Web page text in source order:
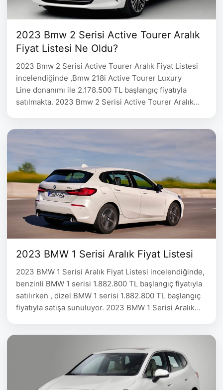
2023 Bmw 2 Serisi Active Tourer Aralık
Fiyat Listesi Ne Oldu?
2023 Bmw 2 Serisi Active Tourer Aralık Fiyat Listesi
incelendiğinde ,Bmw 218i Active Tourer Luxury
Line donanımı ile 2.178.500 TL başlangıç fiyatıyla
satılmakta. 2023 Bmw 2 Serisi Active Tourer Aralık
Motor Gücü(bg) Yakıt Tüketimi Fiyat BMW 218i Active
Tourer 1.499 cc …
2023 BMW 1 Serisi Aralık Fiyat Listesi
2023 BMW 1 Serisi Aralık Fiyat Listesi incelendiğinde,
benzinli BMW 1 serisi 1.882.800 TL başlangıç fiyatıyla
satılırken , dizel BMW 1 serisi 1.882.800 TL başlangıç
fiyatıyla satışa sunuluyor. 2023 BMW 1 Serisi Aralık